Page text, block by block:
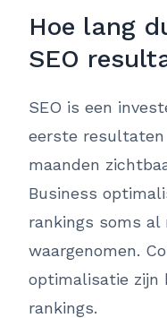
Hoe lang
SEO
SEO is een
eerste
maanden
Business
rankings soms al
waargenomen.
optimalisatie zijn
rankings.